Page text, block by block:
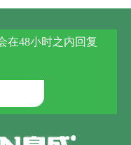
在48小时之内回复